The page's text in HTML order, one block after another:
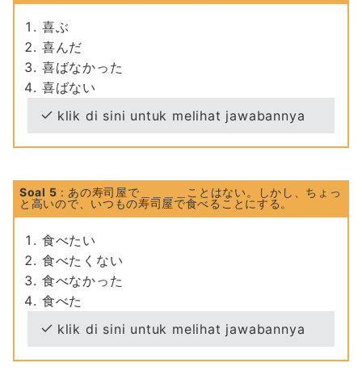
喜ぶ
喜んだ
喜ばなかった
喜ばない
klik di sini untuk melihat jawabannya
Soal 5 : あの寿司屋で＿＿＿＿ことはない。しかし、ちょっ
と高いので、いつもの寿司屋で食べることにする。
食べたい
食べたくない
食べなかった
食べた
klik di sini untuk melihat jawabannya